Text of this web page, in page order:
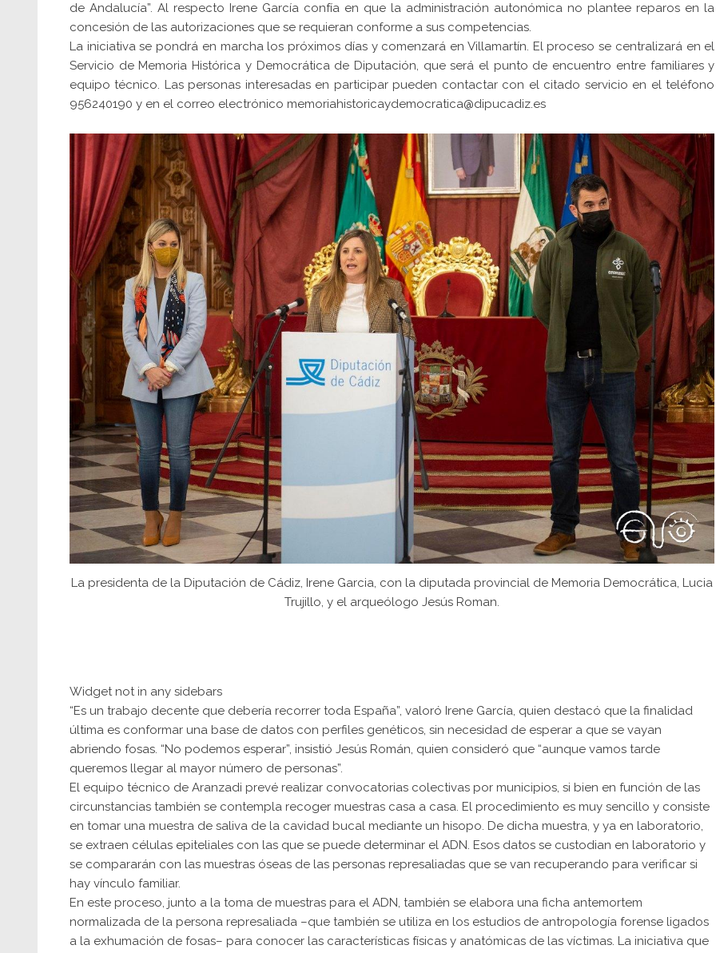
de Andalucía”. Al respecto Irene García confía en que la administración autonómica no plantee reparos en la
concesión de las autorizaciones que se requieran conforme a sus competencias.
La iniciativa se pondrá en marcha los próximos días y comenzará en Villamartín. El proceso se centralizará en el
Servicio de Memoria Histórica y Democrática de Diputación, que será el punto de encuentro entre familiares y
equipo técnico. Las personas interesadas en participar pueden contactar con el citado servicio en el teléfono
956240190 y en el correo electrónico memoriahistoricaydemocratica@dipucadiz.es
La presidenta de la Diputación de Cádiz, Irene Garcia, con la diputada provincial de Memoria Democrática, Lucia
Trujillo, y el arqueólogo Jesús Roman.
Widget not in any sidebars
“Es un trabajo decente que debería recorrer toda España”, valoró Irene García, quien destacó que la finalidad
última es conformar una base de datos con perfiles genéticos, sin necesidad de esperar a que se vayan
abriendo fosas. “No podemos esperar”, insistió Jesús Román, quien consideró que “aunque vamos tarde
queremos llegar al mayor número de personas”.
El equipo técnico de Aranzadi prevé realizar convocatorias colectivas por municipios, si bien en función de las
circunstancias también se contempla recoger muestras casa a casa. El procedimiento es muy sencillo y consiste
en tomar una muestra de saliva de la cavidad bucal mediante un hisopo. De dicha muestra, y ya en laboratorio,
se extraen células epiteliales con las que se puede determinar el ADN. Esos datos se custodian en laboratorio y
se compararán con las muestras óseas de las personas represaliadas que se van recuperando para verificar si
hay vínculo familiar.
En este proceso, junto a la toma de muestras para el ADN, también se elabora una ficha antemortem
normalizada de la persona represaliada –que también se utiliza en los estudios de antropología forense ligados
a la exhumación de fosas– para conocer las características físicas y anatómicas de las víctimas. La iniciativa que